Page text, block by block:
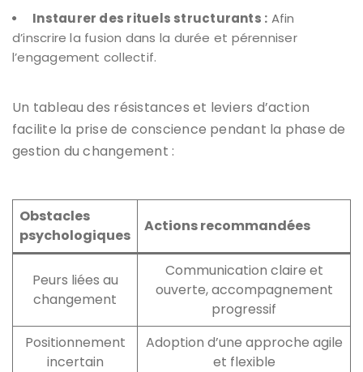
Instaurer des rituels structurants : Afin
d’inscrire la fusion dans la durée et pérenniser
l’engagement collectif.
Un tableau des résistances et leviers d’action
facilite la prise de conscience pendant la phase de
gestion du changement :
Obstacles
psychologiques
Actions recommandées
Peurs liées au
changement
Communication claire et
ouverte, accompagnement
progressif
Positionnement
incertain
Adoption d’une approche agile
et flexible